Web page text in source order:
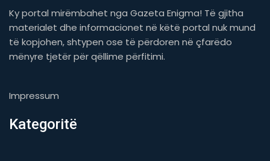
Ky portal mirëmbahet nga Gazeta Enigma! Të gjitha
materialet dhe informacionet në këtë portal nuk mund
të kopjohen, shtypen ose të përdoren në çfarëdo
mënyre tjetër për qëllime përfitimi.
Impressum
Kategoritë